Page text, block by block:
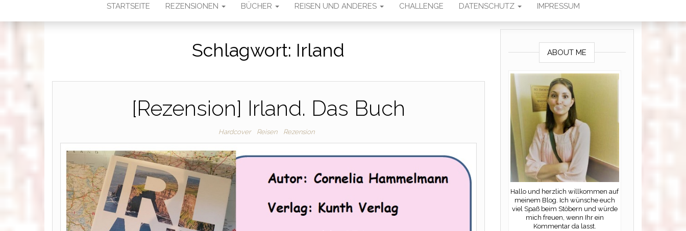
STARTSEITE REZENSIONEN BÜCHER REISEN UND ANDERES CHALLENGE DATENSCHUTZ IMPRESSUM
Schlagwort: Irland
[Rezension] Irland. Das Buch
Hardcover Reisen Rezension
ABOUT ME
Hallo und herzlich willkommen auf
meinem Blog. Ich wünsche euch
viel Spaß beim Stöbern und würde
mich freuen, wenn Ihr ein
Kommentar da lasst.